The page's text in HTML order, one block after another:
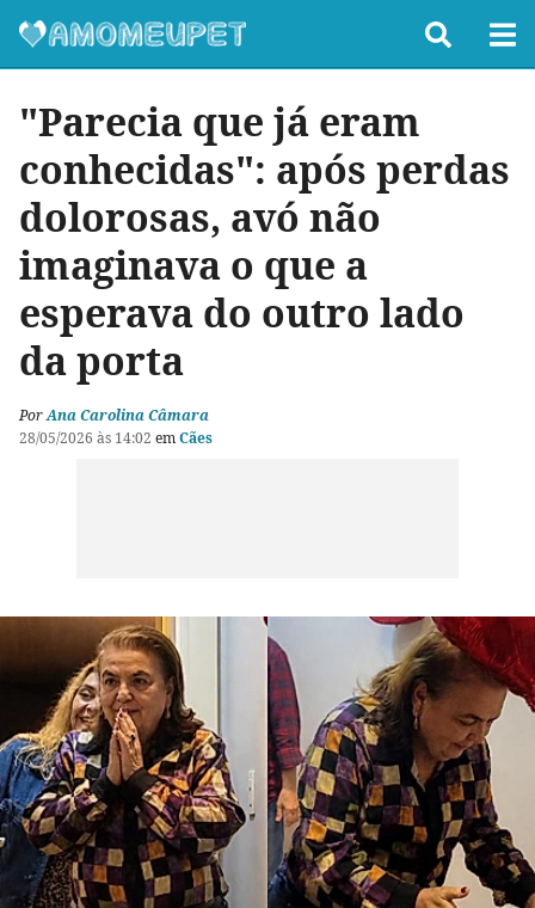
"Parecia que já eram
conhecidas": após perdas
dolorosas, avó não
imaginava o que a
esperava do outro lado
da porta
PorAna Carolina Câmara
28/05/2026 às 14:02 emCães